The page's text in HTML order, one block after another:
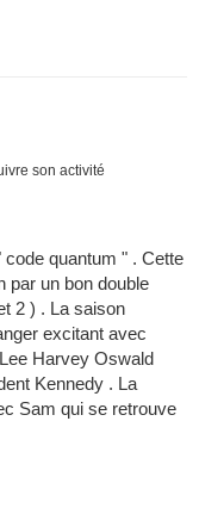
son activité
quantum " . Cette
par un bon double
2 ) . La saison
excitant avec
Harvey Oswald
Kennedy . La
Sam qui se retrouve